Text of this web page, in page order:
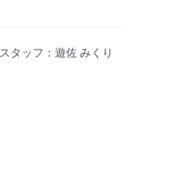
スタッフ：遊佐 みくり